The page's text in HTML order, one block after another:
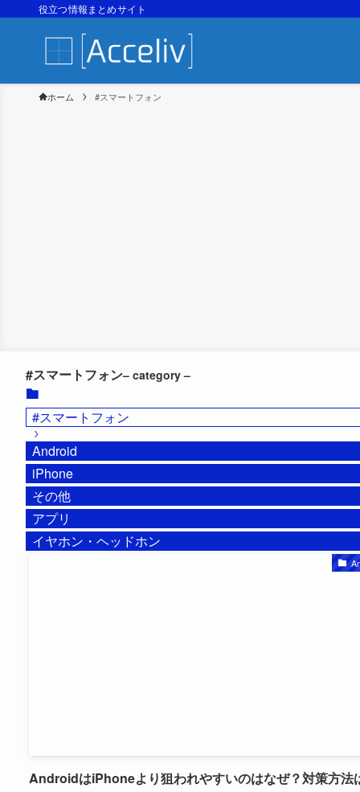
役立つ情報まとめサイト
ホーム #スマートフォン
#スマートフォン– category –
#スマートフォン
Android
iPhone
その他
アプリ
イヤホン・ヘッドホン
AndroidはiPhoneより狙われやすいのはなぜ？対策方法